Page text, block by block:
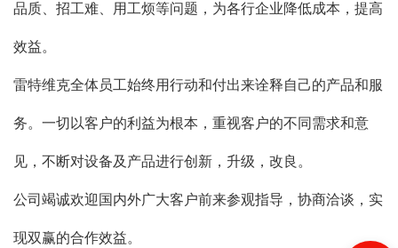
品质、招工难、用工烦等问题，为各行企业降低成本，提高
效益。
雷特维克全体员工始终用行动和付出来诠释自己的产品和服
务。一切以客户的利益为根本，重视客户的不同需求和意
见，不断对设备及产品进行创新，升级，改良。
公司竭诚欢迎国内外广大客户前来参观指导，协商洽谈，实
现双赢的合作效益。